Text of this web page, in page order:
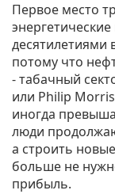
Первое место
потому что
- табачный
или Philip Morris
иногда
люди
а строить
больше не
прибыль.